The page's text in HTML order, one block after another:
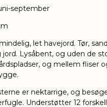
september
let havejord. Tør,
jord. Lysåbent, og uden de
og mellem fliser
er nektarrige, og
Understøtter 12